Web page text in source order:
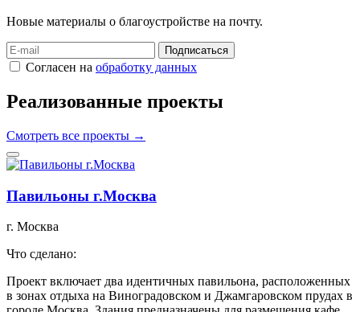
Новые материалы о благоустройстве на почту.
Подписаться
Согласен на обработку данных
Реализованные проекты
Смотреть все проекты →
Павильоны г.Москва
г. Москва
Что сделано:
Проект включает два идентичных павильона, расположенных
в зонах отдыха на Виноградовском и Джамгаровском прудах в